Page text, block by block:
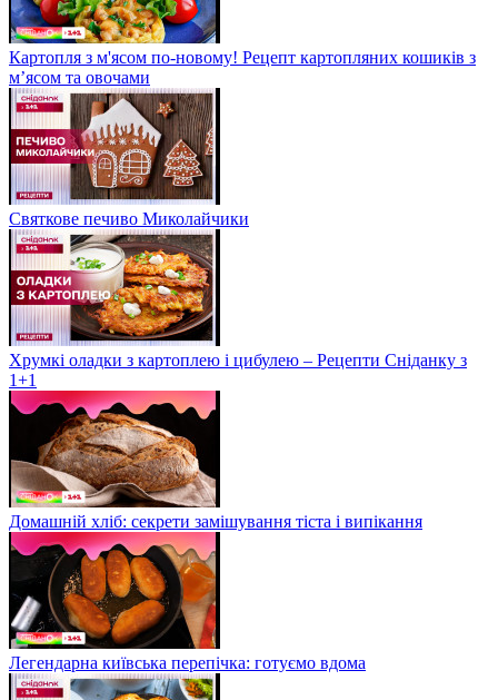
Картопля з м'ясом по-новому! Рецепт картопляних кошиків з
м’ясом та овочами
Святкове печиво Миколайчики
Хрумкі оладки з картоплею і цибулею – Рецепти Сніданку з
1+1
Домашній хліб: секрети замішування тіста і випікання
Легендарна київська перепічка: готуємо вдома